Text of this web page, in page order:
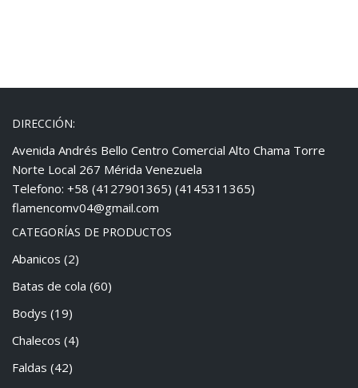
DIRECCIÓN:
Avenida Andrés Bello Centro Comercial Alto Chama Torre
Norte Local 267 Mérida Venezuela
Telefono: +58 (4127901365) (4145311365)
flamencomv04@gmail.com
CATEGORÍAS DE PRODUCTOS
Abanicos (2)
Batas de cola (60)
Bodys (19)
Chalecos (4)
Faldas (42)